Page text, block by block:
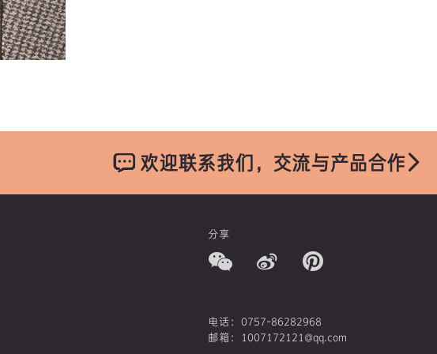
欢迎联系我们，交流与产品合作
分享
电话：0757-86282968
邮箱：1007172121@qq.com